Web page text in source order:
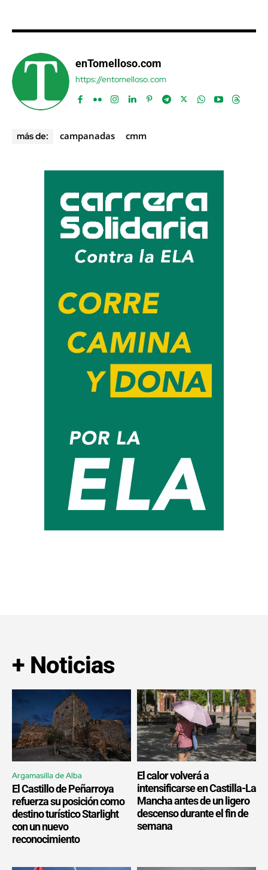
enTomelloso.com
https://entomelloso.com
más de: campanadas cmm
+ Noticias
Argamasilla de Alba
El Castillo de Peñarroya
refuerza su posición como
destino turístico Starlight
con un nuevo
reconocimiento
El calor volverá a
intensificarse en Castilla-La
Mancha antes de un ligero
descenso durante el fin de
semana